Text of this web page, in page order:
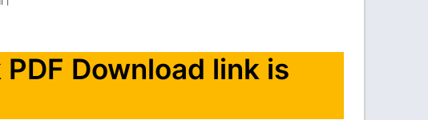
PDF Download link is